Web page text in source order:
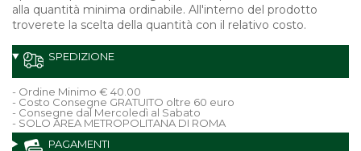
alla quantità minima ordinabile. All'interno del prodotto
troverete la scelta della quantità con il relativo costo.
SPEDIZIONE
- Ordine Minimo € 40.00
- Costo Consegne GRATUITO oltre 60 euro
- Consegne dal Mercoledì al Sabato
- SOLO AREA METROPOLITANA DI ROMA
PAGAMENTI